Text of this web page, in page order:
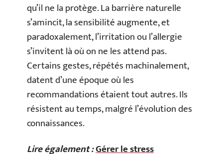
qu’il ne la protège. La barrière naturelle
s’amincit, la sensibilité augmente, et
paradoxalement, l’irritation ou l’allergie
s’invitent là où on ne les attend pas.
Certains gestes, répétés machinalement,
datent d’une époque où les
recommandations étaient tout autres. Ils
résistent au temps, malgré l’évolution des
connaissances.
Lire également :Gérer le stress